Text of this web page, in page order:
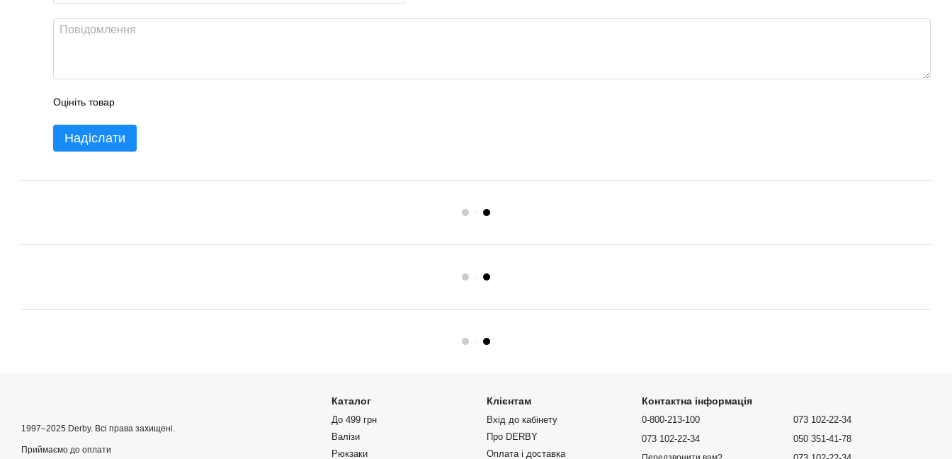
Оцініть товар
Надіслати
1997–2025 Derby. Всі права захищені.
Приймаємо до оплати
Каталог
До 499 грн
Валізи
Рюкзаки
Клієнтам
Вхід до кабінету
Про DERBY
Оплата і доставка
Контактна інформація
0-800-213-100
073 102-22-34
073 102-22-34
050 351-41-78